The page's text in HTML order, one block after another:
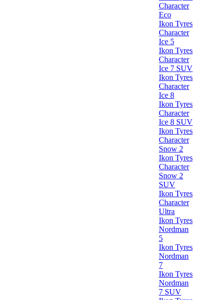
Character
Eco
Ikon Tyres
Character
Ice 5
Ikon Tyres
Character
Ice 7 SUV
Ikon Tyres
Character
Ice 8
Ikon Tyres
Character
Ice 8 SUV
Ikon Tyres
Character
Snow 2
Ikon Tyres
Character
Snow 2
SUV
Ikon Tyres
Character
Ultra
Ikon Tyres
Nordman
5
Ikon Tyres
Nordman
7
Ikon Tyres
Nordman
7 SUV